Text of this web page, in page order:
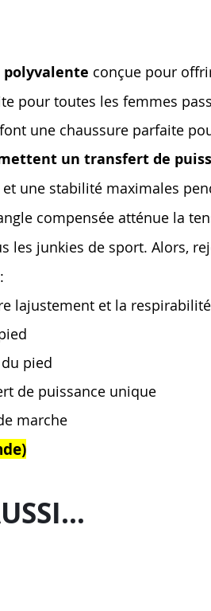
polyvalente conçue pour
pour toutes les femmes
une chaussure parfaite
un transfert de
une stabilité maximales
compensée atténue la
les junkies de sport. Alors,
lajustement et la
pied
de puissance unique
marche